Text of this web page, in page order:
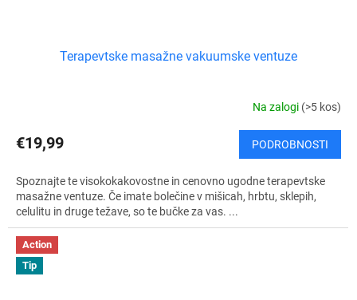
Terapevtske masažne vakuumske ventuze
Na zalogi (>5 kos)
€19,99 PODROBNOSTI
Spoznajte te visokokakovostne in cenovno ugodne terapevtske
masažne ventuze. Če imate bolečine v mišicah, hrbtu, sklepih,
celulitu in druge težave, so te bučke za vas. ...
Action
Tip